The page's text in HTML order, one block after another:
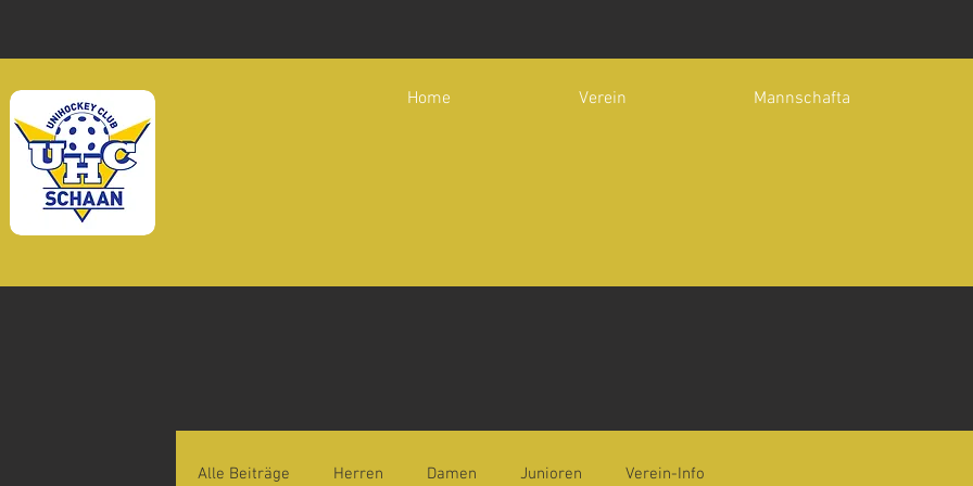
Home Verein Mannschafta
Alle Beiträge Herren Damen Junioren Verein-Info